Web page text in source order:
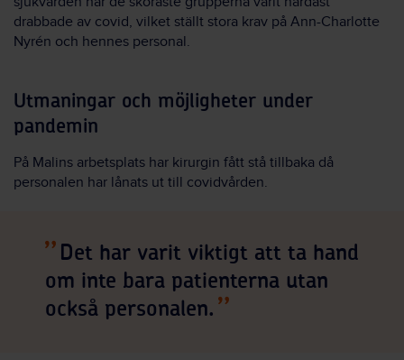
drabbade av covid, vilket ställt stora krav på Ann-Charlotte
Nyrén och hennes personal.
Utmaningar och möjligheter under
pandemin
På Malins arbetsplats har kirurgin fått stå tillbaka då
personalen har lånats ut till covidvården.
Det har varit viktigt att ta hand
om inte bara patienterna utan
också personalen.